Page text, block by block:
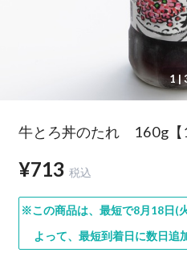
1|
牛とろ丼のたれ 160g【
¥713 税込
※この商品は、最短で8月18日(
よって、最短到着日に数日追